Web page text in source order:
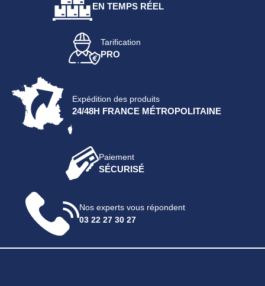
EN TEMPS RÉEL
Tarification
PRO
Expédition des produits
24/48H FRANCE MÉTROPOLITAINE
Paiement
SÉCURISÉ
Nos experts vous répondent
03 22 27 30 27